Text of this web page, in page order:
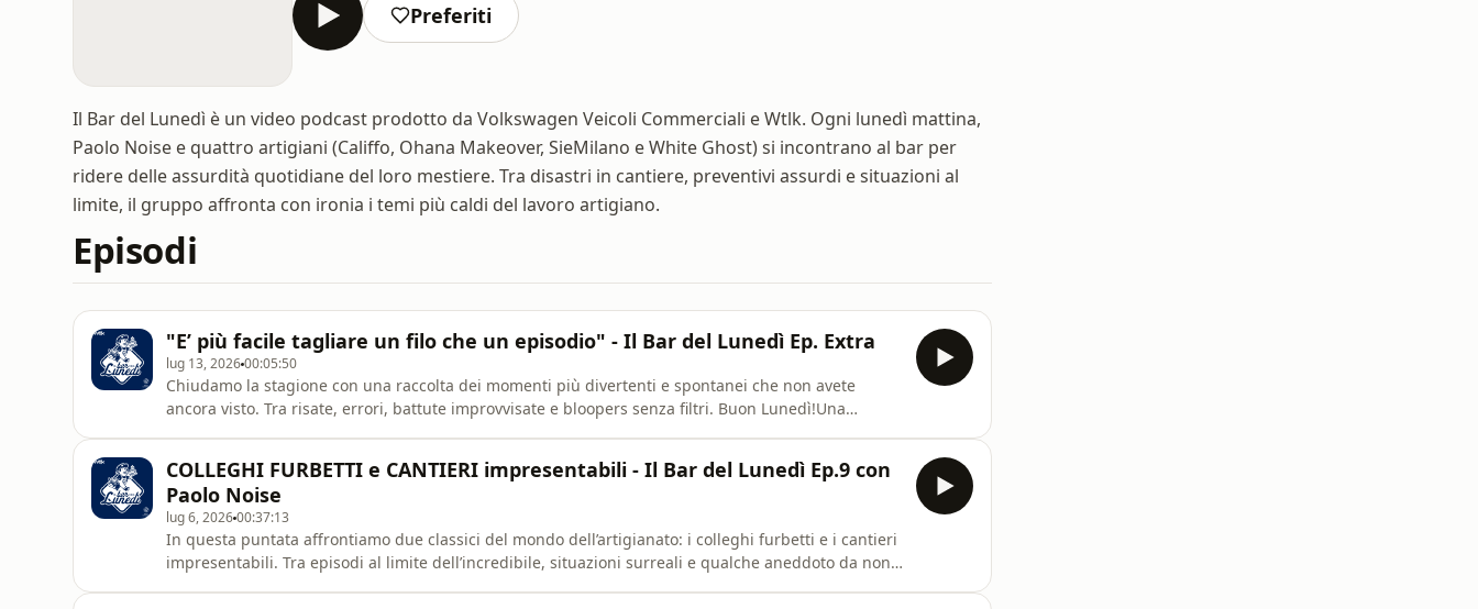
Preferiti
Il Bar del Lunedì è un video podcast prodotto da Volkswagen Veicoli Commerciali e Wtlk. Ogni lunedì mattina,
Paolo Noise e quattro artigiani (Califfo, Ohana Makeover, SieMilano e White Ghost) si incontrano al bar per
ridere delle assurdità quotidiane del loro mestiere. Tra disastri in cantiere, preventivi assurdi e situazioni al
limite, il gruppo affronta con ironia i temi più caldi del lavoro artigiano.
Episodi
"E’ più facile tagliare un filo che un episodio" - Il Bar del Lunedì Ep. Extra
lug 13, 202600:05:50
Chiudamo la stagione con una raccolta dei momenti più divertenti e spontanei che non avete
ancora visto. Tra risate, errori, battute improvvisate e bloopers senza filtri. Buon Lunedì!Una
COLLEGHI FURBETTI e CANTIERI impresentabili - Il Bar del Lunedì Ep.9 con
Paolo Noise
lug 6, 202600:37:13
In questa puntata affrontiamo due classici del mondo dell’artigianato: i colleghi furbetti e i cantieri
impresentabili. Tra episodi al limite dell’incredibile, situazioni surreali e qualche aneddoto da non